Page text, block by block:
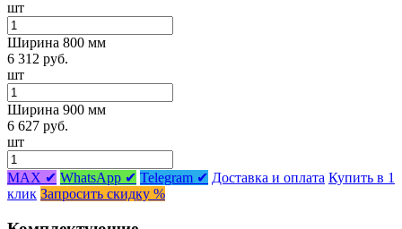
шт
Ширина 800 мм
6 312 руб.
шт
Ширина 900 мм
6 627 руб.
шт
MAX ✔ WhatsApp ✔ Telegram ✔ Доставка и оплата Купить в 1
клик Запросить скидку %